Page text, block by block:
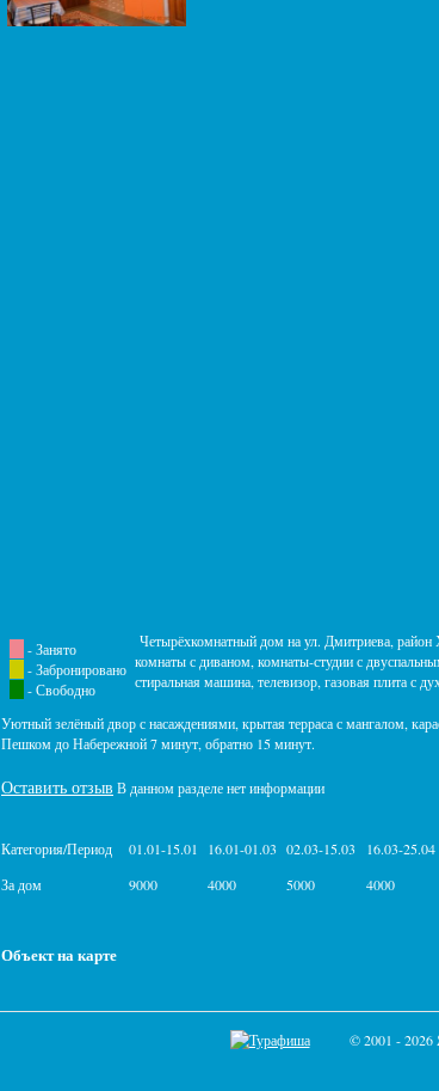
- Занято
- Забронировано
- Свободно
Четырёхкомнатный дом на ул. Дмитриева,
комнаты с диваном, комнаты-студии с
стиральная машина, телевизор, газовая плита с
Уютный зелёный двор с насаждениями, крытая терраса с мангалом,
Пешком до Набережной 7 минут, обратно 15 минут.
Оставить отзыв В данном разделе нет информации
Категория/Период 01.01-15.01 16.01-01.03 02.03-15.03 16.03-25.04
За дом
9000 4000 5000 4000
Объект на карте
© 2001 - 2026